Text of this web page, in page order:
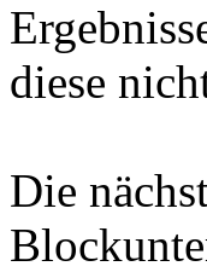
diese
Die